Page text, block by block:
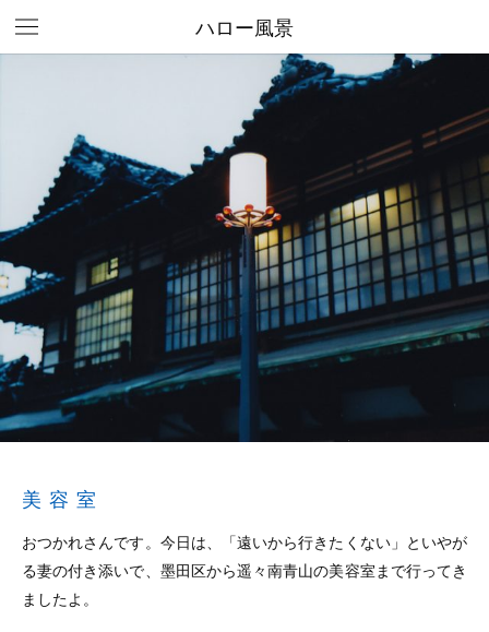
ハロー風景
美容室
おつかれさんです。今日は、「遠いから行きたくない」といやが
る妻の付き添いで、墨田区から遥々南青山の美容室まで行ってき
ましたよ。